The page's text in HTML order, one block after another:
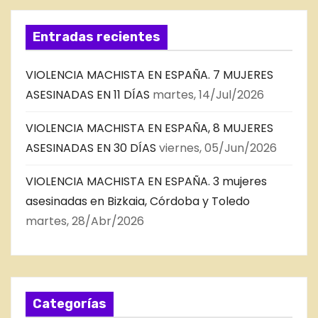
Entradas recientes
VIOLENCIA MACHISTA EN ESPAÑA. 7 MUJERES
ASESINADAS EN 11 DÍAS martes, 14/Jul/2026
VIOLENCIA MACHISTA EN ESPAÑA, 8 MUJERES
ASESINADAS EN 30 DÍAS viernes, 05/Jun/2026
VIOLENCIA MACHISTA EN ESPAÑA. 3 mujeres
asesinadas en Bizkaia, Córdoba y Toledo
martes, 28/Abr/2026
Categorías